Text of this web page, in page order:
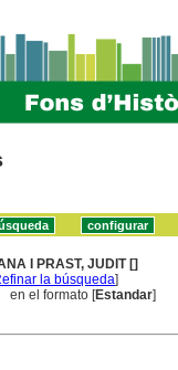
I PRAST, JUDIT []
la búsqueda]
en el formato [Estandar]